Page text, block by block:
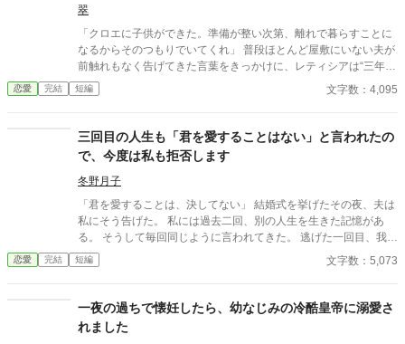
翠
「クロエに子供ができた。準備が整い次第、離れで暮らすことに
なるからそのつもりでいてくれ」 普段ほとんど屋敷にいない夫が
前触れもなく告げてきた言葉をきっかけに、レティシアは“三年
間”の契約を終わらせることにした。 赤の他人を屋敷に迎えるこ
とはしない。 不要なものに感情を砕く理由などない。 「だって、
切り捨ててしまいましょう。
恋愛 完結 短編 文字数：4,095
三回目の人生も「君を愛することはない」と言われたの
で、今度は私も拒否します
冬野月子
「君を愛することは、決してない」 結婚式を挙げたその夜、夫は
私にそう告げた。 私には過去二回、別の人生を生きた記憶があ
る。 そうして毎回同じように言われてきた。 逃げた一回目、我慢
した二回目。いずれも上手くいかなかった。 だから今回は。
恋愛 完結 短編 文字数：5,073
一夜の過ちで懐妊したら、幼なじみの冷酷皇帝に溺愛さ
れました